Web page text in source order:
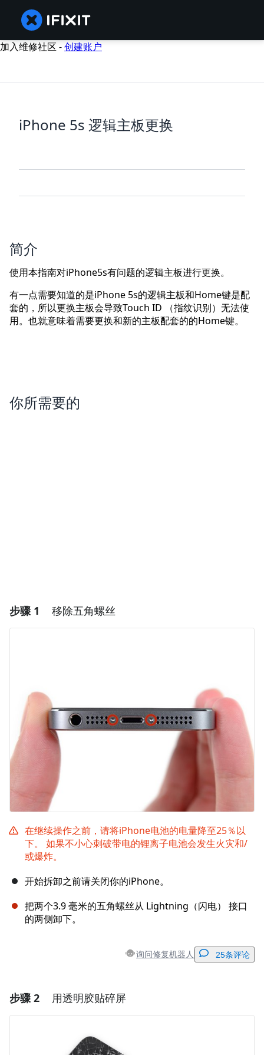
加入维修社区 -创建账户
iPhone 5s 逻辑主板更换
简介
使用本指南对iPhone5s有问题的逻辑主板进行更换。
有一点需要知道的是iPhone 5s的逻辑主板和Home键是配
套的，所以更换主板会导致Touch ID （指纹识别）无法使
用。也就意味着需要更换和新的主板配套的的Home键。
你所需要的
步骤 1 移除五角螺丝
在继续操作之前，请将iPhone电池的电量降至25％以
下。 如果不小心刺破带电的锂离子电池会发生火灾和/
或爆炸。
开始拆卸之前请关闭你的iPhone。
把两个3.9 毫米的五角螺丝从 Lightning（闪电） 接口
的两侧卸下。
询问修复机器人 25条评论
添加一条评论
步骤 2 用透明胶贴碎屏